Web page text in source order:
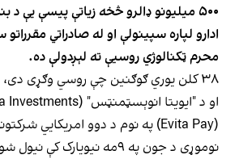
۵۰۰ میلیونو ډالرو څخه زیاتې پیسې یې د
ادارو لپاره سپینولې او له صادراتي
محرم ټکنالوژي روسیې ته لېږدولې ده.
۳۸ کلن یوري ګوګنین چې روسي وګړی
(Evita Pay) په نوم د دوو امریکايي شرکتونو بنسټ ایښی دی.
نوموړی د جون په ۹مه نیویارک